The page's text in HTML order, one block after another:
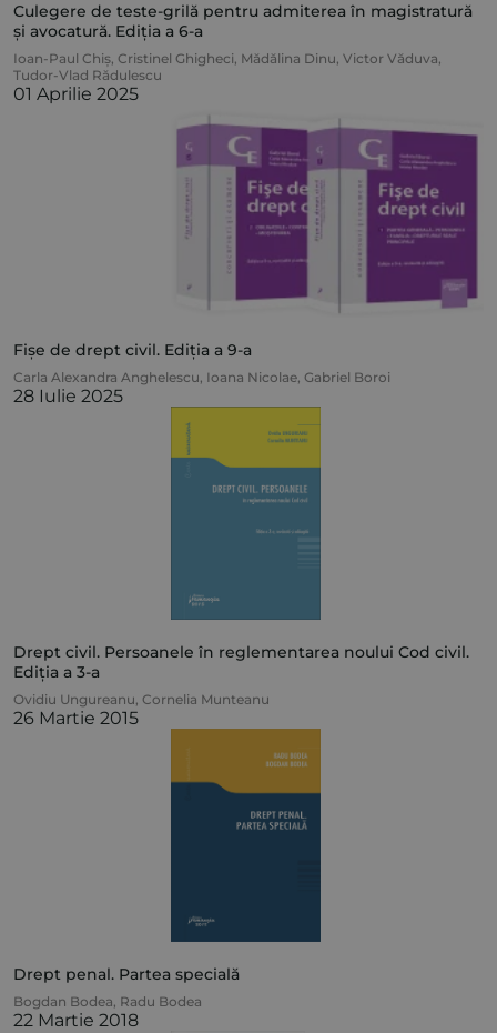
Culegere de teste-grilă pentru admiterea în magistratură
și avocatură. Ediția a 6-a
Ioan-Paul Chiș, Cristinel Ghigheci, Mădălina Dinu, Victor Văduva,
Tudor-Vlad Rădulescu
01 Aprilie 2025
Fișe de drept civil. Ediția a 9-a
Carla Alexandra Anghelescu, Ioana Nicolae, Gabriel Boroi
28 Iulie 2025
Drept civil. Persoanele în reglementarea noului Cod civil.
Ediția a 3-a
Ovidiu Ungureanu, Cornelia Munteanu
26 Martie 2015
Drept penal. Partea specială
Bogdan Bodea, Radu Bodea
22 Martie 2018